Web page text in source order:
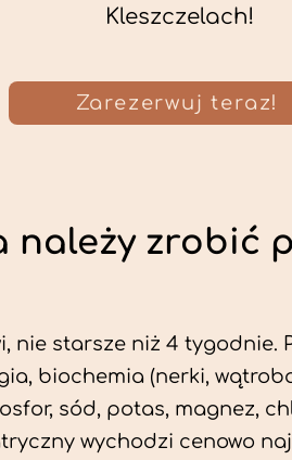
Kleszczelach!
Zarezerwuj teraz!
należy zrobić
nie starsze niż 4 tygodnie.
biochemia (nerki,
sód, potas, magnez,
wychodzi cenowo